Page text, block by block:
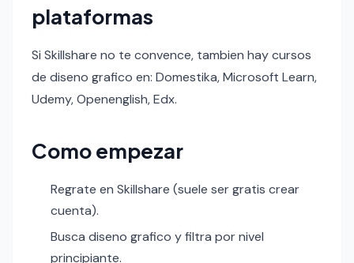
plataformas
Si Skillshare no te convence, tambien hay cursos
de diseno grafico en: Domestika, Microsoft Learn,
Udemy, Openenglish, Edx.
Como empezar
Regrate en Skillshare (suele ser gratis crear
cuenta).
Busca diseno grafico y filtra por nivel
principiante.